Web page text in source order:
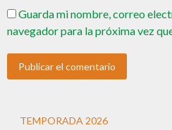
Guarda mi nombre, correo
navegador para la próxima vez
TEMPORADA 2026